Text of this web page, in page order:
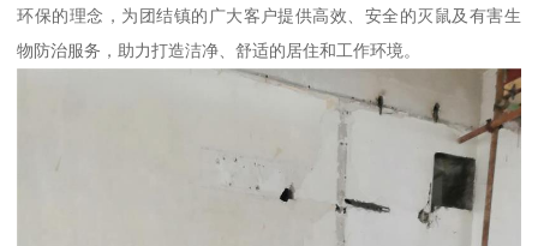
环保的理念，为团结镇的广大客户提供高效、安全的灭鼠及有害生
物防治服务，助力打造洁净、舒适的居住和工作环境。